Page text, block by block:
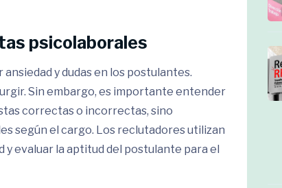
psicolaborales
y dudas en los postulantes.
Sin embargo, es importante entender
correctas o incorrectas, sino
según el cargo. Los reclutadores utilizan
evaluar la aptitud del postulante para el